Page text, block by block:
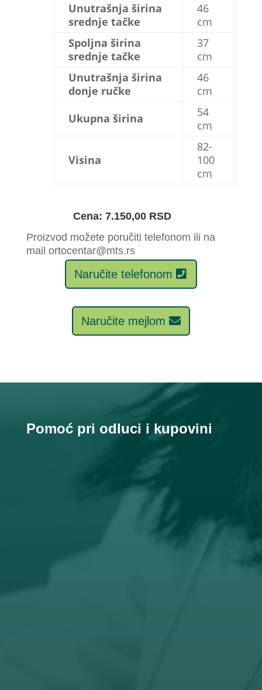
Unutrašnja širina
srednje tačke
46
cm
Spoljna širina
srednje tačke
37
cm
Unutrašnja širina
donje ručke
46
cm
Ukupna širina
54
cm
Visina
82-
100
cm
Cena: 7.150,00 RSD
Proizvod možete poručiti telefonom ili na
mail ortocentar@mts.rs
Naručite telefonom
Naručite mejlom
Pomoć pri odluci i kupovini